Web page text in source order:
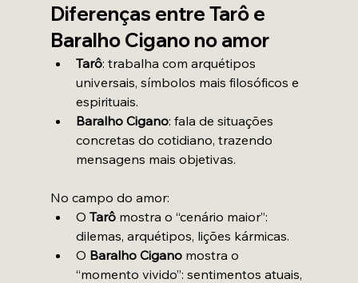
Diferenças entre Tarô e
Baralho Cigano no amor
Tarô: trabalha com arquétipos
universais, símbolos mais filosóficos e
espirituais.
Baralho Cigano: fala de situações
concretas do cotidiano, trazendo
mensagens mais objetivas.
No campo do amor:
O Tarô mostra o “cenário maior”:
dilemas, arquétipos, lições kármicas.
O Baralho Cigano mostra o
“momento vivido”: sentimentos atuais,